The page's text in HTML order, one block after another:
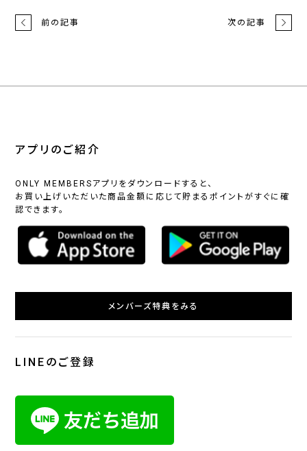
前の記事 次の記事
アプリのご紹介
ONLY MEMBERSアプリをダウンロードすると、
お買い上げいただいた商品金額に応じて貯まるポイントがすぐに確
認できます。
メンバーズ特典をみる
LINEのご登録